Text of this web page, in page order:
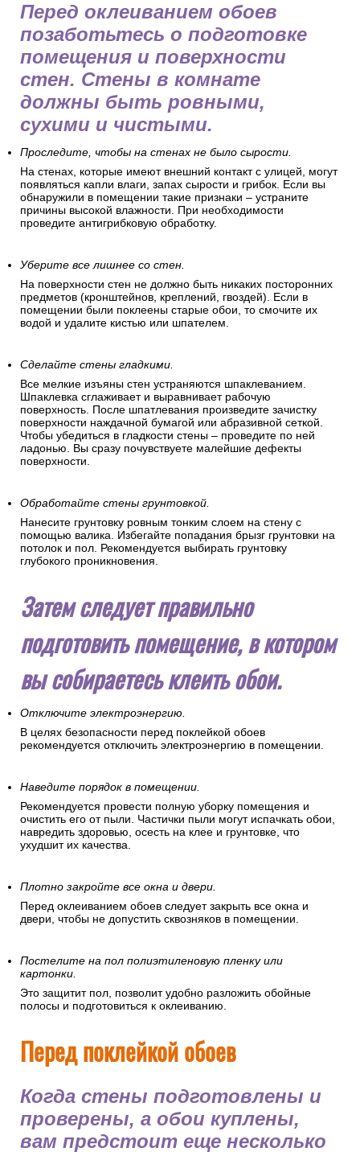
Перед оклеиванием обоев
позаботьтесь о подготовке
помещения и поверхности
стен. Стены в комнате
должны быть ровными,
сухими и чистыми.
Проследите, чтобы на стенах не было сырости.
На стенах, которые имеют внешний контакт с улицей, могут
появляться капли влаги, запах сырости и грибок. Если вы
обнаружили в помещении такие признаки – устраните
причины высокой влажности. При необходимости
проведите антигрибковую обработку.
Уберите все лишнее со стен.
На поверхности стен не должно быть никаких посторонних
предметов (кронштейнов, креплений, гвоздей). Если в
помещении были поклеены старые обои, то смочите их
водой и удалите кистью или шпателем.
Сделайте стены гладкими.
Все мелкие изъяны стен устраняются шпаклеванием.
Шпаклевка сглаживает и выравнивает рабочую
поверхность. После шпатлевания произведите зачистку
поверхности наждачной бумагой или абразивной сеткой.
Чтобы убедиться в гладкости стены – проведите по ней
ладонью. Вы сразу почувствуете малейшие дефекты
поверхности.
Обработайте стены грунтовкой.
Нанесите грунтовку ровным тонким слоем на стену с
помощью валика. Избегайте попадания брызг грунтовки на
потолок и пол. Рекомендуется выбирать грунтовку
глубокого проникновения.
Затем следует правильно
подготовить помещение, в котором
вы собираетесь клеить обои.
Отключите электроэнергию.
В целях безопасности перед поклейкой обоев
рекомендуется отключить электроэнергию в помещении.
Наведите порядок в помещении.
Рекомендуется провести полную уборку помещения и
очистить его от пыли. Частички пыли могут испачкать обои,
навредить здоровью, осесть на клее и грунтовке, что
ухудшит их качества.
Плотно закройте все окна и двери.
Перед оклеиванием обоев следует закрыть все окна и
двери, чтобы не допустить сквозняков в помещении.
Постелите на пол полиэтиленовую пленку или
картонки.
Это защитит пол, позволит удобно разложить обойные
полосы и подготовиться к оклеиванию.
Перед поклейкой обоев
Когда стены подготовлены и
проверены, а обои куплены,
вам предстоит еще несколько